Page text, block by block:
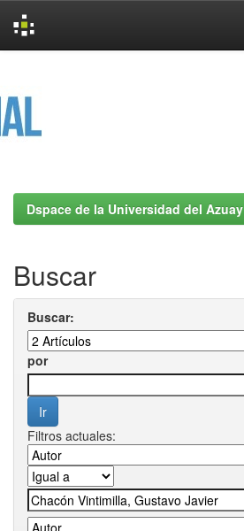
Dspace de la Universidad del Azuay
Buscar
Buscar:
por
Filtros actuales: